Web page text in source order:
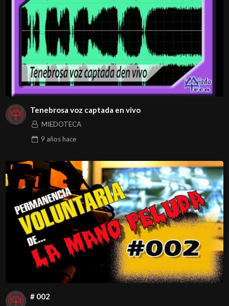
Tenebrosa voz captada en vivo
MIEDOTECA
9 añoshace
# 002